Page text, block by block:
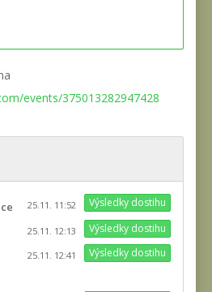
events/375013282947428
Výsledky dostihu
25.11. 11:52
Výsledky dostihu
25.11. 12:13
Výsledky dostihu
25.11. 12:41